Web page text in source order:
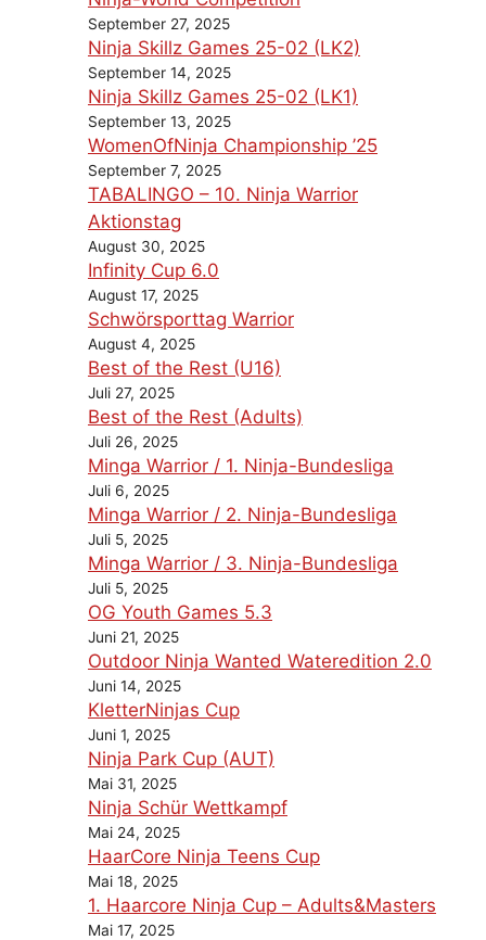
September 27, 2025
Ninja Skillz Games 25-02 (LK2)
September 14, 2025
Ninja Skillz Games 25-02 (LK1)
September 13, 2025
WomenOfNinja Championship ’25
September 7, 2025
TABALINGO – 10. Ninja Warrior
Aktionstag
August 30, 2025
Infinity Cup 6.0
August 17, 2025
Schwörsporttag Warrior
August 4, 2025
Best of the Rest (U16)
Juli 27, 2025
Best of the Rest (Adults)
Juli 26, 2025
Minga Warrior / 1. Ninja-Bundesliga
Juli 6, 2025
Minga Warrior / 2. Ninja-Bundesliga
Juli 5, 2025
Minga Warrior / 3. Ninja-Bundesliga
Juli 5, 2025
OG Youth Games 5.3
Juni 21, 2025
Outdoor Ninja Wanted Wateredition 2.0
Juni 14, 2025
KletterNinjas Cup
Juni 1, 2025
Ninja Park Cup (AUT)
Mai 31, 2025
Ninja Schür Wettkampf
Mai 24, 2025
HaarCore Ninja Teens Cup
Mai 18, 2025
1. Haarcore Ninja Cup – Adults&Masters
Mai 17, 2025